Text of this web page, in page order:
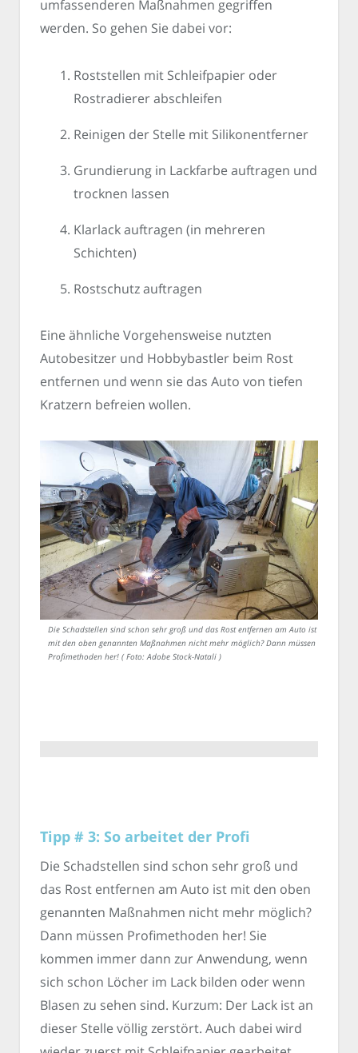
umfassenderen Maßnahmen gegriffen
werden. So gehen Sie dabei vor:
Roststellen mit Schleifpapier oder
Rostradierer abschleifen
Reinigen der Stelle mit Silikonentferner
Grundierung in Lackfarbe auftragen und
trocknen lassen
Klarlack auftragen (in mehreren
Schichten)
Rostschutz auftragen
Eine ähnliche Vorgehensweise nutzten
Autobesitzer und Hobbybastler beim Rost
entfernen und wenn sie das Auto von tiefen
Kratzern befreien wollen.
Die Schadstellen sind schon sehr groß und das Rost entfernen am Auto ist
mit den oben genannten Maßnahmen nicht mehr möglich? Dann müssen
Profimethoden her! ( Foto: Adobe Stock-Natali )
Tipp # 3: So arbeitet der Profi
Die Schadstellen sind schon sehr groß und
das Rost entfernen am Auto ist mit den oben
genannten Maßnahmen nicht mehr möglich?
Dann müssen Profimethoden her! Sie
kommen immer dann zur Anwendung, wenn
sich schon Löcher im Lack bilden oder wenn
Blasen zu sehen sind. Kurzum: Der Lack ist an
dieser Stelle völlig zerstört. Auch dabei wird